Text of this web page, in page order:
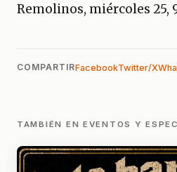
Remolinos, miércoles 25,
COMPARTIRFacebookTwitter/X
TAMBIÉN EN EVENTOS Y